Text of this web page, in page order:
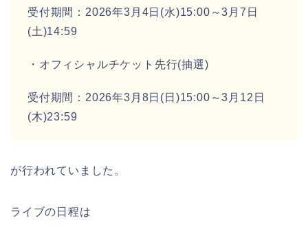
受付期間：2026年3月4日(水)15:00～3月7日
(土)14:59
・オフィシャルチケット先行(抽選)
受付期間：2026年3月8日(日)15:00～3月12日
(木)23:59
が行われていました。
ライブの日程は